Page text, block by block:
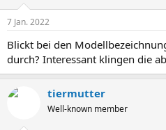
7 Jan. 2022
Blickt bei den
durch? Interessant klingen die
tiermutter
Well-known member